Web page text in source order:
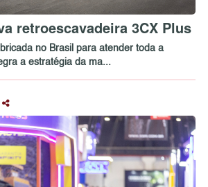
retroescavadeira 3CX Plus
no Brasil para atender toda a
a estratégia da ma...